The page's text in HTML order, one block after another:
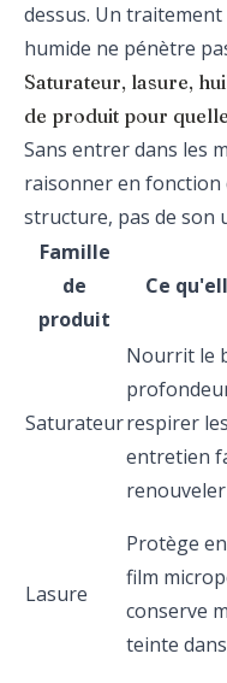
dessus. Un
humide ne pénètre
Saturateur, lasure,
de produit pour
Sans entrer dans les
raisonner en fonction
structure, pas de son
Famille
de
produit
Ce
Saturateur
Nourrit le
respirer
entretien
renouveler
Lasure
Protège
film
conserve
teinte